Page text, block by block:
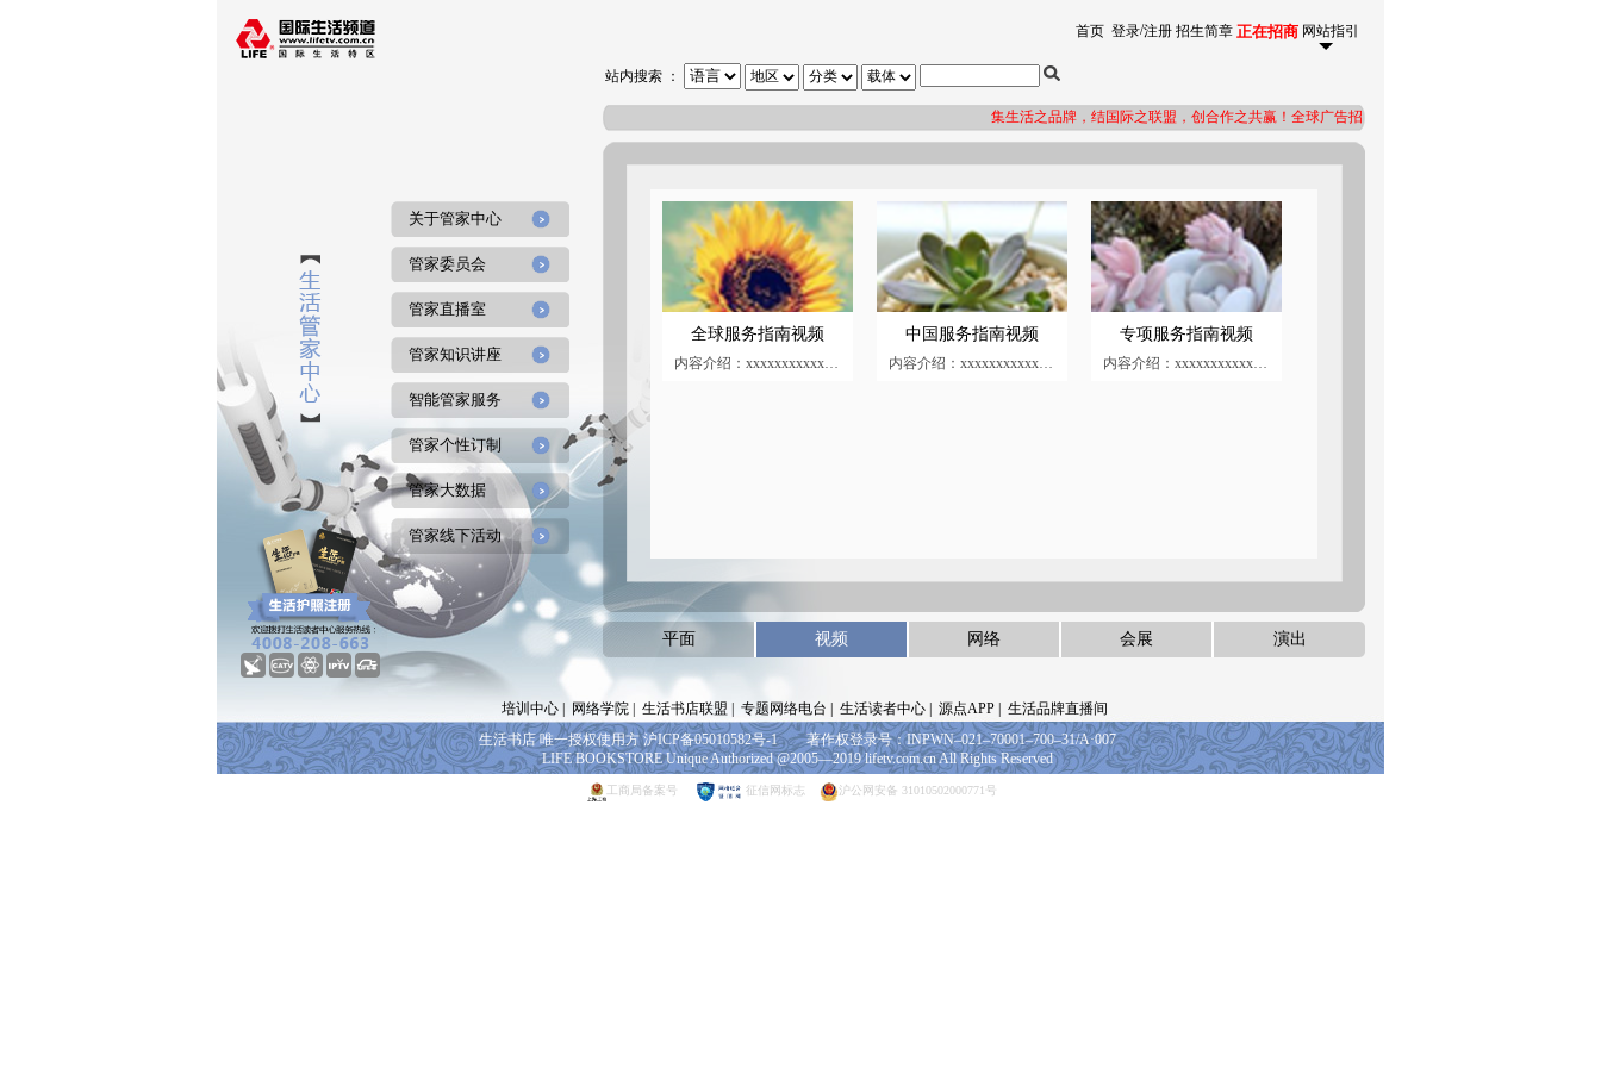
首页 登录/注册 招生简章 正在招商 网站指引
站内搜索 ：
集生活之品牌，结国际之联盟，创合作之共赢！全球广告招商电话：4008-208-663
关于管家中心
管家委员会
管家直播室
管家知识讲座
智能管家服务
管家个性订制
管家大数据
管家线下活动
全球服务指南视频
内容介绍：xxxxxxxxxxxxxxxxxxxxxxxxxxx
中国服务指南视频
内容介绍：xxxxxxxxxxxxxxxxxxxxxxxxxxx
专项服务指南视频
内容介绍：xxxxxxxxxxxxxxxxxxxxxxxxxxx
平面 视频 网络 会展 演出
培训中心 | 网络学院| 生活书店联盟 专题网络电台 生活读者中心| 源点APP|
生活品牌直播间
生活书店 唯一授权使用方 沪ICP备05010582号-1 著作权登录号：INPWN–021–70001–700–31/A·007
LIFE BOOKSTORE Unique Authorized @2005—2019 lifetv.com.cn All Rights Reserved
工商局备案号 征信网标志 沪公网安备 31010502000771号